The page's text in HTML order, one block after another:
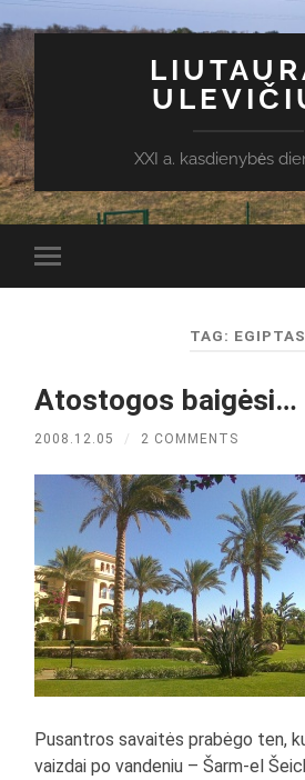
XXI a. kasdienybės
Toggle
mobile
TAG: EGIPTAS
Atostogos baigėsi…
2008.12.05 / 2 COMMENTS
Pusantros savaitės prabėgo ten,
vaizdai po vandeniu – Šarm-el